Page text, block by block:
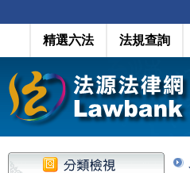
精選六法 法規查詢